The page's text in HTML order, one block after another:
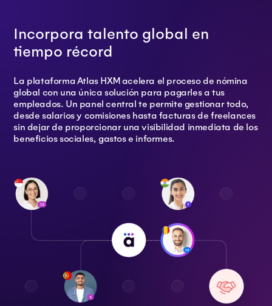
Incorpora talento global en
tiempo récord
La plataforma Atlas HXM acelera el proceso de nómina
global con una única solución para pagarles a tus
empleados. Un panel central te permite gestionar todo,
desde salarios y comisiones hasta facturas de freelances
sin dejar de proporcionar una visibilidad inmediata de los
beneficios sociales, gastos e informes.